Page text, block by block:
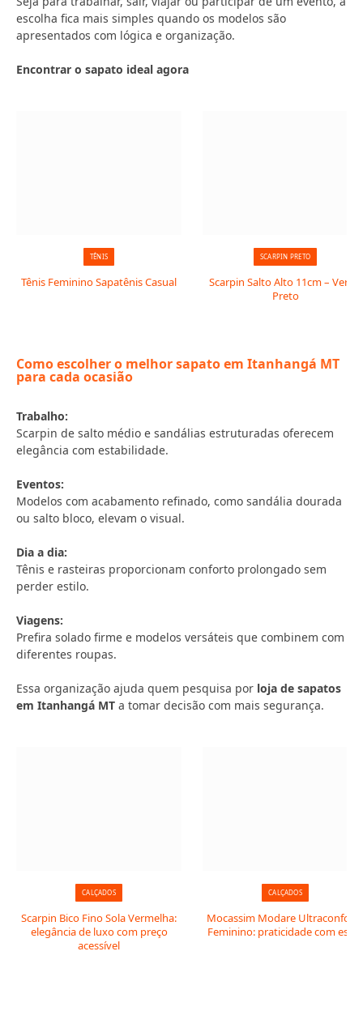
escolha fica mais simples quando os modelos são
apresentados com lógica e organização.
Encontrar o sapato ideal agora
TÊNIS
Tênis Feminino Sapatênis Casual
SCARPIN PRETO
Scarpin Salto Alto 11cm – Verniz
Preto
Como escolher o melhor sapato em Itanhangá MT
para cada ocasião
Trabalho:
Scarpin de salto médio e sandálias estruturadas oferecem
elegância com estabilidade.
Eventos:
Modelos com acabamento refinado, como sandália dourada
ou salto bloco, elevam o visual.
Dia a dia:
Tênis e rasteiras proporcionam conforto prolongado sem
perder estilo.
Viagens:
Prefira solado firme e modelos versáteis que combinem com
diferentes roupas.
Essa organização ajuda quem pesquisa por loja de sapatos
em Itanhangá MT a tomar decisão com mais segurança.
CALÇADOS
Scarpin Bico Fino Sola Vermelha:
elegância de luxo com preço
acessível
CALÇADOS
Mocassim Modare
Feminino: praticidade com estilo